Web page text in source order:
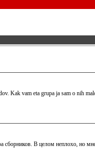
Kak vam eta grupa ja sam o nih
сборников. В целом неплохо, но